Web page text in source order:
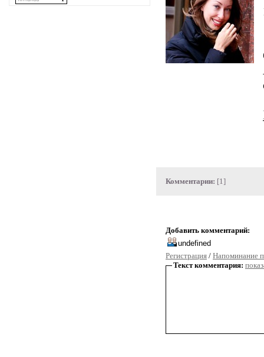
Комментарии: [1]
Добавить комментарий:
Регистрация / Напоминание
Текст комментария: